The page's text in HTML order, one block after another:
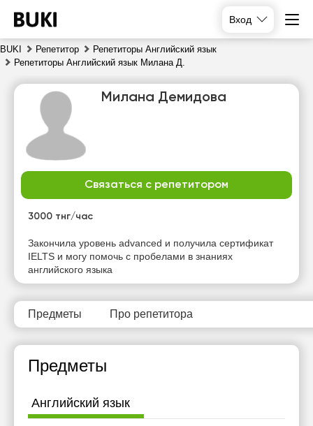
Вход
BUKI Репетитор
Репетиторы Английский язык
Репетиторы Английский язык Милана Д.
Милана Демидова
Связаться с репетитором
3000 тнг/час
Закончила уровень advanced и получила сертификат
IELTS и могу помочь с пробелами в знаниях
английского языка
Предметы Про репетитора
Предметы
Английский язык
пн
вт
Нет
свободных
часов
Нет
свободных
часов
Нет
свободных
Нет